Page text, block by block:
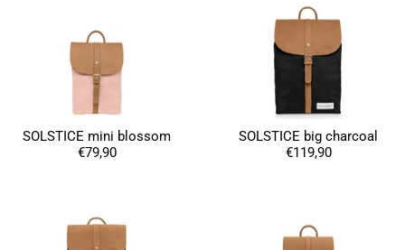
SOLSTICE mini blossom
€79,90
SOLSTICE big charcoal
€119,90